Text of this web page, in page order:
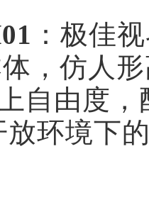
：极佳
，仿人
自由度
环境下